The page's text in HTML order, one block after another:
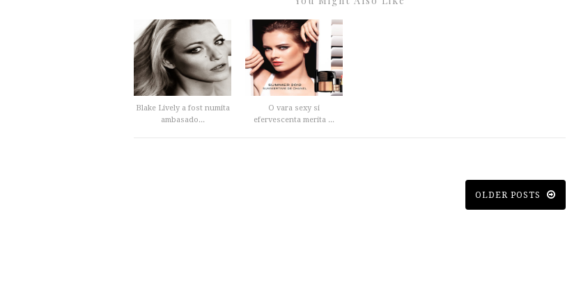
Blake Lively a fost numita
ambasado...
O vara sexy si
efervescenta merita ...
OLDER POSTS